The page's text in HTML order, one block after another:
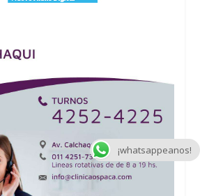
¡whatsappeanos!